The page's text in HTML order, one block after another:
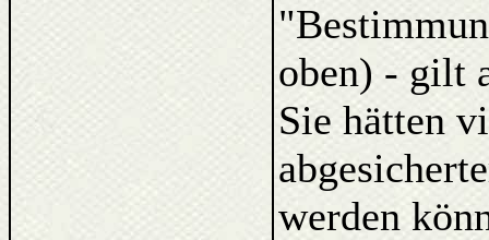
oben) - gilt
Sie hätten
werden